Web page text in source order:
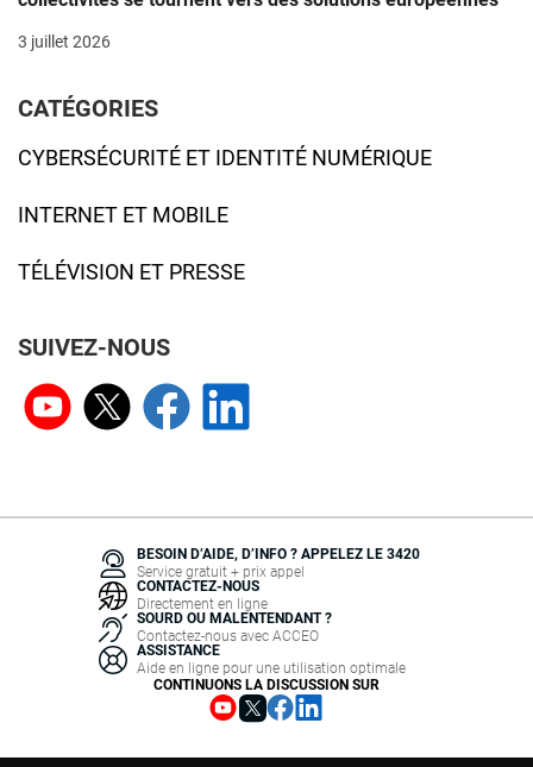
3 juillet 2026
CATÉGORIES
CYBERSÉCURITÉ ET IDENTITÉ NUMÉRIQUE
INTERNET ET MOBILE
TÉLÉVISION ET PRESSE
SUIVEZ-NOUS